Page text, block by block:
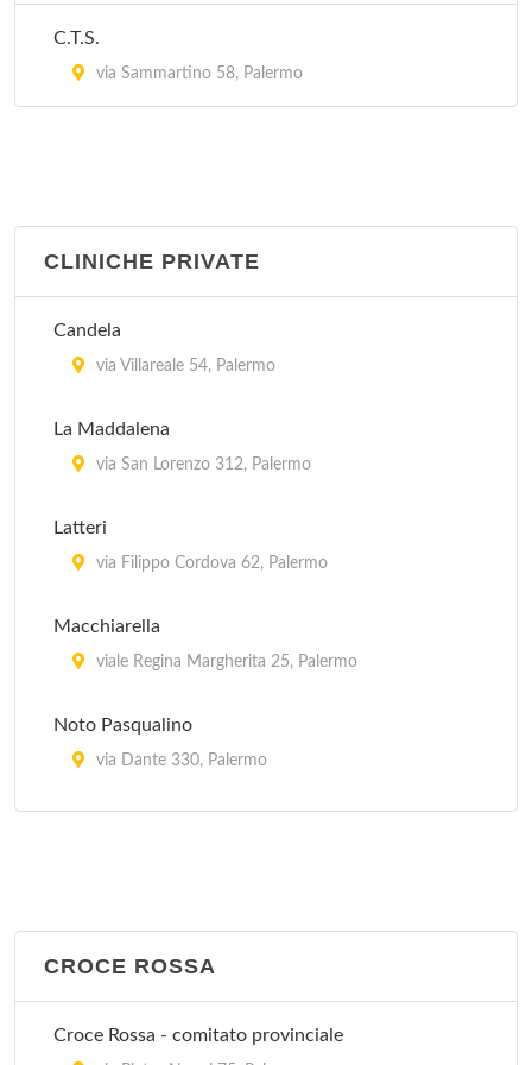
C.T.S.
via Sammartino 58, Palermo
CLINICHE PRIVATE
Candela
via Villareale 54, Palermo
La Maddalena
via San Lorenzo 312, Palermo
Latteri
via Filippo Cordova 62, Palermo
Macchiarella
viale Regina Margherita 25, Palermo
Noto Pasqualino
via Dante 330, Palermo
piazza Fonderia 23, Palermo
CROCE ROSSA
Croce Rossa - comitato provinciale